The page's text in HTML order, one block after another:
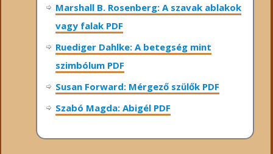
Marshall B. Rosenberg: A szavak ablakok
vagy falak PDF
Ruediger Dahlke: A betegség mint
szimbólum PDF
Susan Forward: Mérgező szülők PDF
Szabó Magda: Abigél PDF